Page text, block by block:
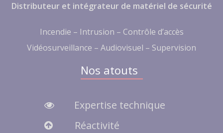
Distributeur et intégrateur de matériel de sécurité
Incendie – Intrusion – Contrôle d’accès
Vidéosurveillance – Audiovisuel – Supervision
Nos atouts
Expertise technique
Réactivité